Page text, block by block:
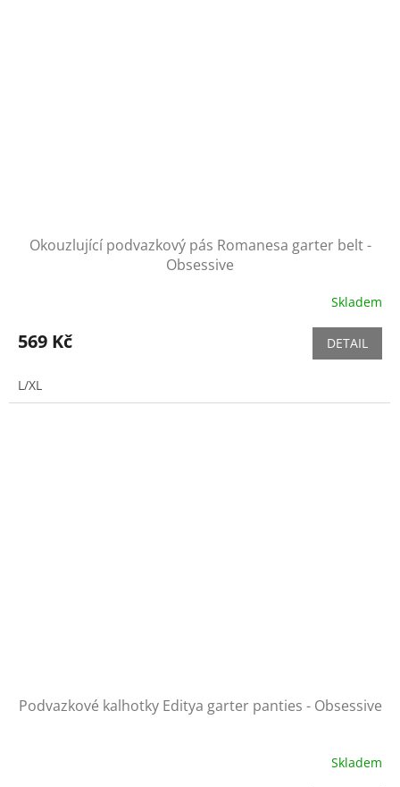
Okouzlující podvazkový pás Romanesa garter belt -
Obsessive
Skladem
569 Kč DETAIL
L/XL
Podvazkové kalhotky Editya garter panties - Obsessive
Skladem